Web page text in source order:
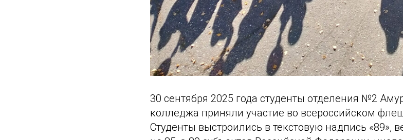
30 сентября 2025 года студенты отделения №2
колледжа приняли участие во всероссийском
Студенты выстроились в текстовую надпись «89»,